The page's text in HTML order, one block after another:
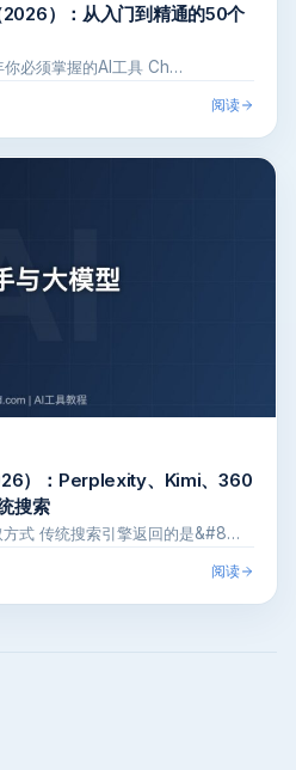
）：从入门到精通的50个
必须掌握的AI工具 Ch…
阅读
）：Perplexity、Kimi、360
搜索
式 传统搜索引擎返回的是&#8…
阅读